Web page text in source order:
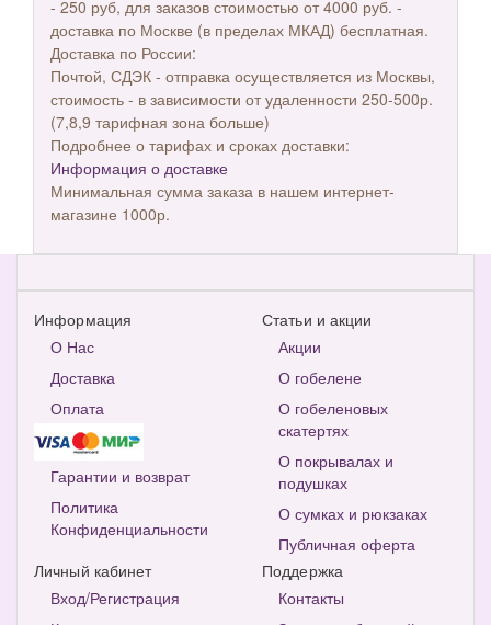
- 250 руб, для заказов стоимостью от 4000 руб. -
доставка по Москве (в пределах МКАД) бесплатная.
Доставка по России:
Почтой, СДЭК - отправка осуществляется из Москвы,
стоимость - в зависимости от удаленности 250-500р.
(7,8,9 тарифная зона больше)
Подробнее о тарифах и сроках доставки:
Информация о доставке
Минимальная сумма заказа в нашем интернет-
магазине 1000р.
Информация
О Нас
Доставка
Оплата
Гарантии и возврат
Политика
Конфиденциальности
Статьи и акции
Акции
О гобелене
О гобеленовых
скатертях
О покрывалах и
подушках
О сумках и рюкзаках
Публичная оферта
Личный кабинет
Вход/Регистрация
Поддержка
Контакты